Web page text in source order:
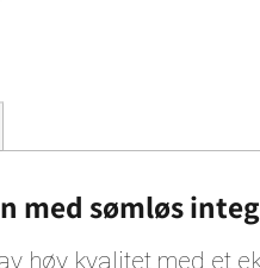
med sømløs
høy kvalitet med et